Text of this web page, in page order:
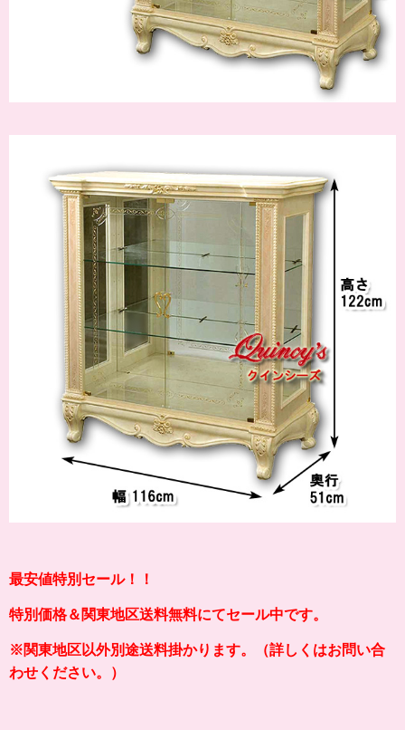
最安値特別セール！！
特別価格＆関東地区送料無料にてセール中です。
※関東地区以外別途送料掛かります。（詳しくはお問い合
わせください。）